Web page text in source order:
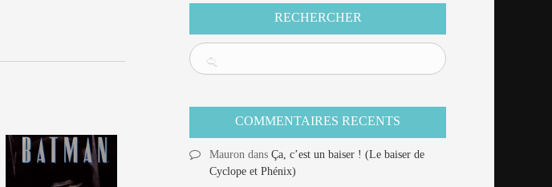
RECHERCHER
COMMENTAIRES RECENTS
Mauron dansÇa, c’est un baiser ! (Le baiser de
Cyclope et Phénix)